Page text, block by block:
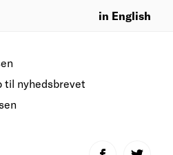
in English
til nyhedsbrevet